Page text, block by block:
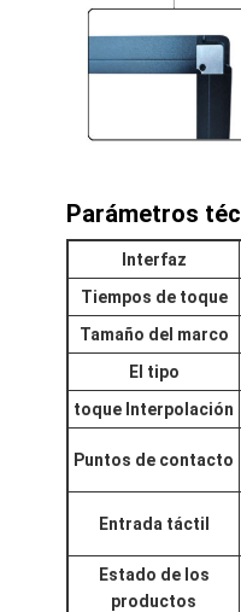
Parámetros
Interfaz
Tiempos de toque
Tamaño del marco
El tipo
toque Interpolación
Puntos de contacto
Entrada táctil
Estado de los
productos